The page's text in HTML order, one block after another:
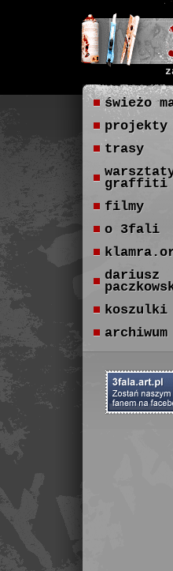
świeżo
projekty
trasy
graffiti
filmy
o 3fali
dariusz
koszulki
archiwum